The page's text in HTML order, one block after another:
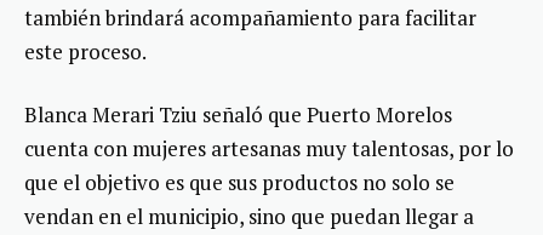
también brindará acompañamiento para facilitar
este proceso.
Blanca Merari Tziu señaló que Puerto Morelos
cuenta con mujeres artesanas muy talentosas, por lo
que el objetivo es que sus productos no solo se
vendan en el municipio, sino que puedan llegar a